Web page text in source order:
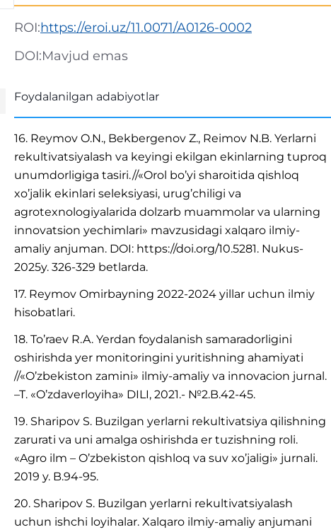
ROI:https://eroi.uz/11.0071/A0126-0002
DOI:Mavjud emas
Foydalanilgan adabiyotlar
16. Reymov O.N., Bekbergenov Z., Reimov N.B. Yerlarni
rekultivatsiyalash va keyingi ekilgan ekinlarning tuproq
unumdorligiga tasiri.//«Orol bo’yi sharoitida qishloq
xo’jalik ekinlari seleksiyasi, urug’chiligi va
agrotexnologiyalarida dolzarb muammolar va ularning
innovatsion yechimlari» mavzusidagi xalqaro ilmiy-
amaliy anjuman. DOI: https://doi.org/10.5281. Nukus-
2025y. 326-329 betlarda.
17. Reymov Omirbayning 2022-2024 yillar uchun ilmiy
hisobatlari.
18. To’raev R.A. Yerdan foydalanish samaradorligini
oshirishda yer monitoringini yuritishning ahamiyati
//«O’zbekiston zamini» ilmiy-amaliy va innovacion jurnal.
–T. «O’zdaverloyiha» DILI, 2021.- №2.B.42-45.
19. Sharipov S. Buzilgan yerlarni rekultivatsiya qilishning
zarurati va uni amalga oshirishda er tuzishning roli.
«Agro ilm – O’zbekiston qishloq va suv xo’jaligi» jurnali.
2019 y. B.94-95.
20. Sharipov S. Buzilgan yerlarni rekultivatsiyalash
uchun ishchi loyihalar. Xalqaro ilmiy-amaliy anjumani